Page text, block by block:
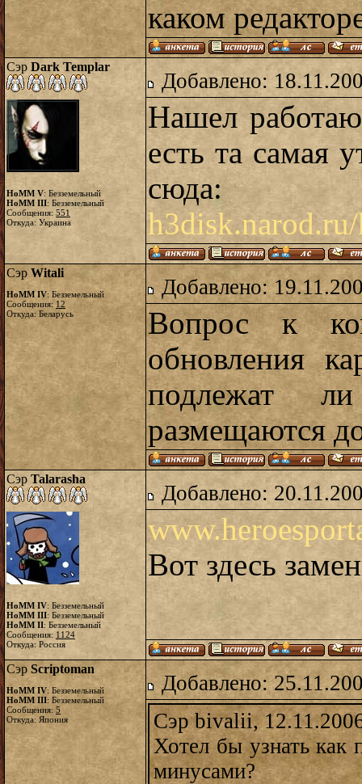
каком
Сэр Dark Templar
HoMM V: Безземельный
HoMM III: Безземельный
Сообщения: 551
Откуда: Украина
Добавлено:
Нашел
есть та самая
сюда:
Сэр Witali
HoMM IV: Безземельный
Сообщения: 12
Откуда: Беларусь
Добавлено:
Вопрос к
обновления
подлежат
размещаются
Сэр Talarasha
HoMM IV: Безземельный
HoMM III: Безземельный
HoMM II: Безземельный
Сообщения: 1124
Откуда: Россия
Добавлено:
Вот здесь
Сэр Scriptoman
HoMM IV: Безземельный
HoMM III: Безземельный
Сообщения: 5
Откуда: Япония
Добавлено:
Сэр bivalii,
Хотел бы узнать как
минусами?